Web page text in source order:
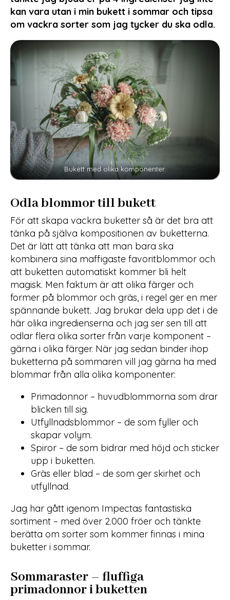
kan vara utan i min bukett i sommar och tipsa
om vackra sorter som jag tycker du ska odla.
Bukett med olika komponenter.
Odla blommor till bukett
För att skapa vackra buketter så är det bra att
tänka på själva kompositionen av buketterna.
Det är lätt att tänka att man bara ska
kombinera sina maffigaste favoritblommor och
att buketten automatiskt kommer bli helt
magisk. Men faktum är att olika färger och
former på blommor och gräs, i regel ger en mer
spännande bukett. Jag brukar dela upp det i de
här olika ingredienserna och jag ser sen till att
odlar flera olika sorter från varje komponent –
gärna i olika färger. När jag sedan binder ihop
buketterna på sommaren vill jag gärna ha med
blommar från alla olika komponenter:
Primadonnor – huvudblommorna som drar
blicken till sig.
Utfyllnadsblommor – de som fyller och
skapar volym.
Spiror – de som bidrar med höjd och sticker
upp i buketten.
Gräs eller blad – de som ger skirhet och
utfyllnad.
Jag har gått igenom Impectas fantastiska
sortiment – med över 2.000 fröer och tänkte
berätta om sorter som kommer finnas i mina
buketter i sommar.
Sommaraster – fluffiga
primadonnor i buketten